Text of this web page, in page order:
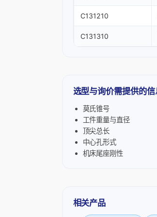
C131210
C131310
选型与询价需提供的信
莫氏锥号
工件重量与直径
顶尖总长
中心孔形式
机床尾座刚性
相关产品